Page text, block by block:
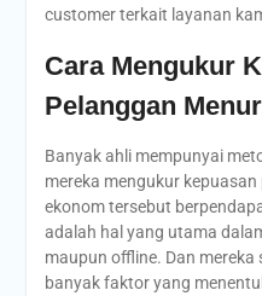
customer terkait layanan
Cara Mengukur
Pelanggan
Banyak ahli mempunyai
mereka mengukur
ekonom tersebut
adalah hal yang utama
maupun offline. Dan
banyak faktor yang